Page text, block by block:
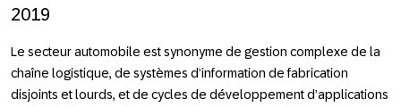
2019
Le secteur automobile est synonyme de gestion complexe de la
chaîne logistique, de systèmes d’information de fabrication
disjoints et lourds, et de cycles de développement d’applications